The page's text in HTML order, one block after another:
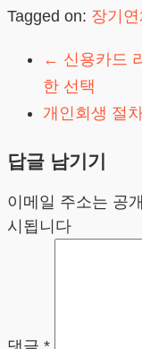
Tagged on: 장기연
← 신용카드
한 선택
개인회생 절
답글 남기기
이메일 주소는 공
시됩니다